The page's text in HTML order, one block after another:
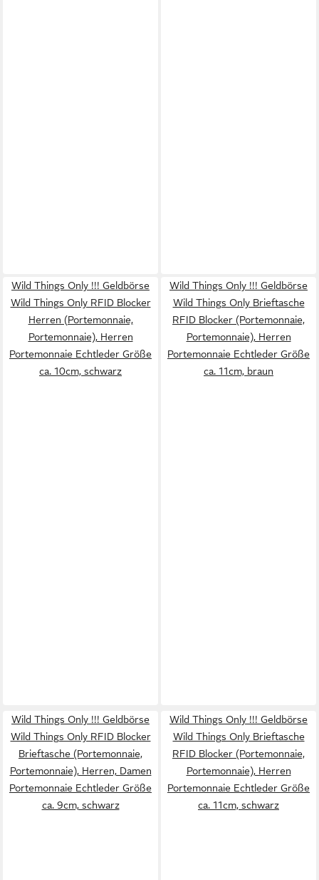
Wild Things Only !!! Geldbörse
Wild Things Only RFID Blocker
Herren (Portemonnaie,
Portemonnaie), Herren
Portemonnaie Echtleder Größe
ca. 10cm, schwarz
Wild Things Only !!! Geldbörse
Wild Things Only Brieftasche
RFID Blocker (Portemonnaie,
Portemonnaie), Herren
Portemonnaie Echtleder Größe
ca. 11cm, braun
Wild Things Only !!! Geldbörse
Wild Things Only RFID Blocker
Brieftasche (Portemonnaie,
Portemonnaie), Herren, Damen
Portemonnaie Echtleder Größe
ca. 9cm, schwarz
Wild Things Only !!! Geldbörse
Wild Things Only Brieftasche
RFID Blocker (Portemonnaie,
Portemonnaie), Herren
Portemonnaie Echtleder Größe
ca. 11cm, schwarz